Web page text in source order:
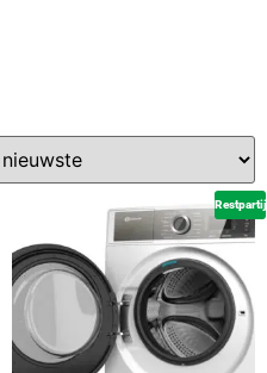
Restpartij